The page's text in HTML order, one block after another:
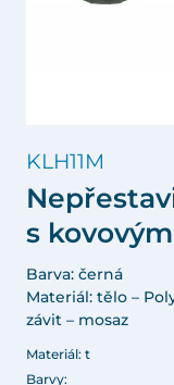
KLH11M
s
Barva: černá
Materiál: tělo –
závit – mosaz
Materiál: t
Barvy: